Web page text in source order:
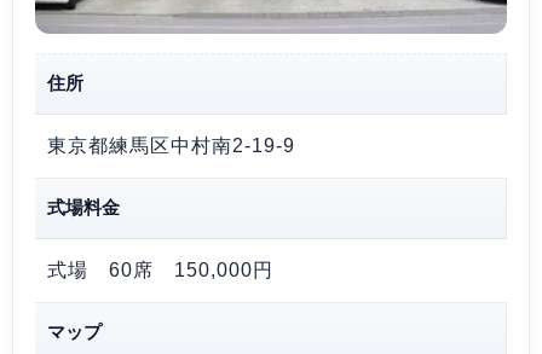
住所
東京都練馬区中村南2-19-9
式場料金
式場 60席 150,000円
マップ